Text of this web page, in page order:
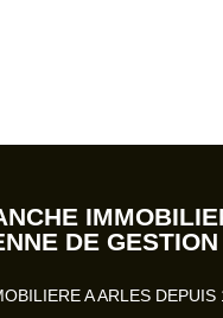
: 1398 € (deux mois de
DE GESTION
A ARLES DEPUIS